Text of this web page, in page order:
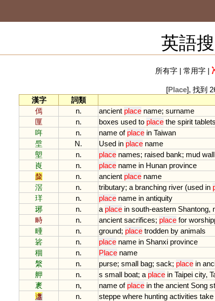
英語
所有字| 常用字|
[Place], 找到
漢字
詞類
傿
n. ancient place name; surname
匰
n. boxes used to place the spirit tablets
哖
n. name of place in Taiwan
垕
N. Used in place name
塱
n. place names; raised bank; mud wall
崀
n. place name in Hunan province
斄
n. ancient place name
滘
n. tributary; a branching river (used in
珜
n. place name in antiquity
琊
n. a place in south-eastern Shantong,
畤
n. ancient sacrifices; place for
畽
n. ground; place trodden by animals
硰
n. place name in Shanxi province
稒
n. Place name
縏
n. purse; small bag; sack; place in
舺
n. s small boat; a place in Taipei city,
袲
n, name of place in the ancient Song
邍
n. steppe where hunting activities take